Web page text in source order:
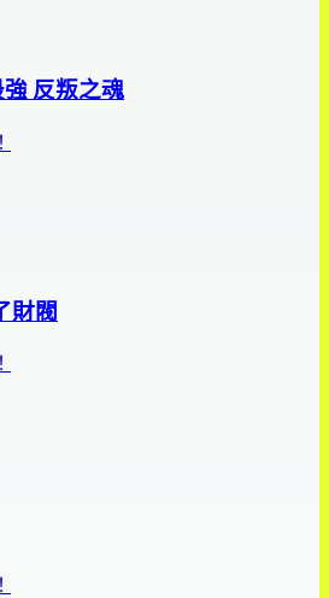
反叛之魂
財閥